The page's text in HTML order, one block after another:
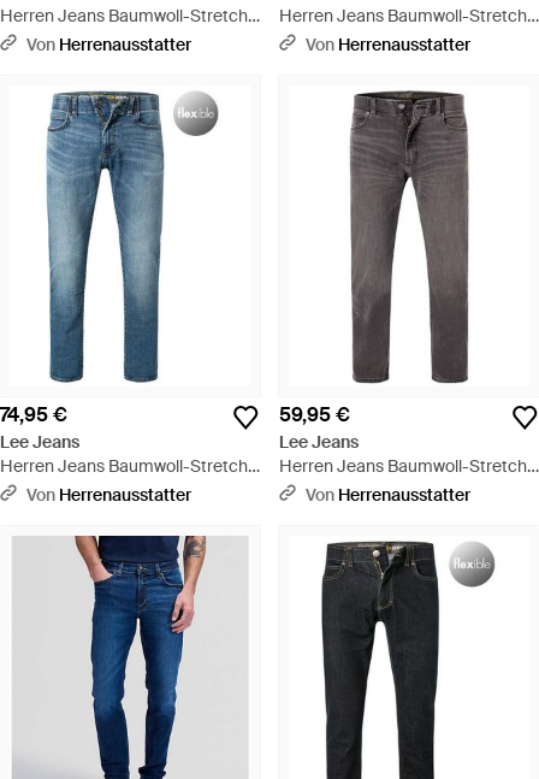
Herren Jeans Baumwoll-Stretch
Slim Fit - Grau
Von Herrenausstatter
Herren Jeans Baumwoll-Stretch
Slim Fit - Blau
Von Herrenausstatter
74,95 €
Lee Jeans
Herren Jeans Baumwoll-Stretch
Slim Fit - Blau
Von Herrenausstatter
59,95 €
Lee Jeans
Herren Jeans Baumwoll-Stretch
Slim Fit - Grau
Von Herrenausstatter